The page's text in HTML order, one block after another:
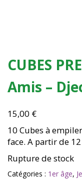
CUBES
Amis –
15,00 €
10 Cubes à
face. A partir de
Rupture de stock
Catégories : 1er âge,